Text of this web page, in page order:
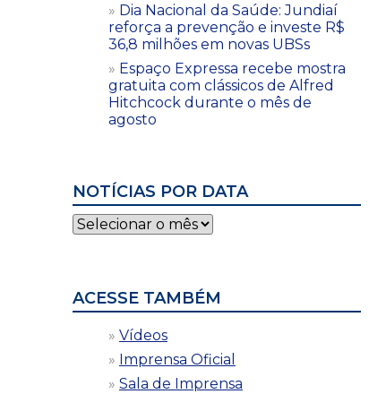
Dia Nacional da Saúde: Jundiaí
reforça a prevenção e investe R$
36,8 milhões em novas UBSs
Espaço Expressa recebe mostra
gratuita com clássicos de Alfred
Hitchcock durante o mês de
agosto
NOTÍCIAS POR DATA
Notícias
por
ACESSE TAMBÉM
Vídeos
Imprensa Oficial
Sala de Imprensa